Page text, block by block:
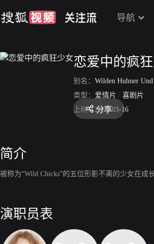
导航
恋爱中的疯
别名： Wilden Huhner Und
类型： 爱情片 / 喜剧片
上映： 2007-03-16
分享
简介
被称为“Wild Chicks”的五位形影不离的少女在
演职员表